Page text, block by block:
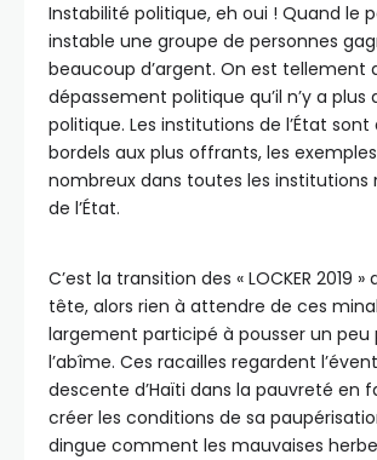
Instabilité politique, eh oui ! Quand le
instable une groupe de personnes
beaucoup d’argent. On est tellement
dépassement politique qu’il n’y a plus
politique. Les institutions de l’État
bordels aux plus offrants, les
nombreux dans toutes les institutions
de l’État.
C’est la transition des « LOCKER 2019
tête, alors rien à attendre de ces
largement participé à pousser un peu
l’abîme. Ces racailles regardent
descente d’Haïti dans la pauvreté en
créer les conditions de sa
dingue comment les mauvaises